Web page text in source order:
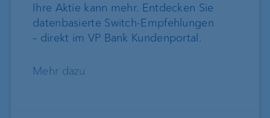
Ihre Aktie kann mehr. Entdecken Sie
datenbasierte Switch-Empfehlungen
– direkt im VP Bank Kundenportal.
Mehr dazu